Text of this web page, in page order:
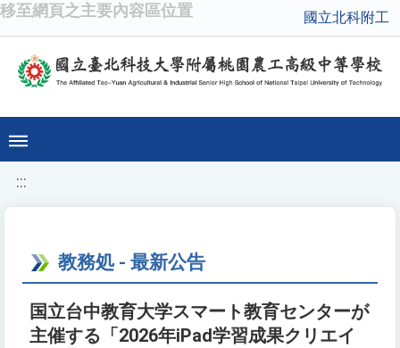
移至網頁之主要內容區位置 國立北科附工
:::
教務処 - 最新公告
国立台中教育大学スマート教育センターが
主催する「2026年iPad学習成果クリエイ